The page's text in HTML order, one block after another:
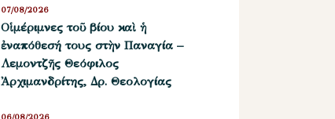
Οἱ μέριμνες τοῦ βίου καὶ ἡ
ἐναπόθεσή τους στὴν Παναγία –
Λεμοντζῆς Θεόφιλος
Ἀρχιμανδρίτης, Δρ. Θεολογίας
07/08/2026